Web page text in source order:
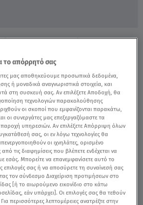
2026
Οι Περιοχές Που Δε
ΤΡΕΝΑ ΤΕΜΠΗ ΔΥΣΤΥΧΗΜΑ
το απόρρητό σας
μας αποθηκεύουμε προσωπικά δεδομένα,
ή μοναδικά αναγνωριστικά στοιχεία, και
στη συσκευή σας. Αν επιλέξετε Αποδοχή, θα
τεχνολογιών παρακολούθησης
οι σκοποί που εμφανίζονται παρακάτω,
οι συνεργάτες μας επεξεργαζόμαστε τα
υπηρεσιών. Αν επιλέξετε Απόρριψη όλων
σας, οι εν λόγω τεχνολογίες θα
οι ιχνηλάτες, ορισμένο
τις διαφημίσεις που βλέπετε ενδέχεται να
εσάς. Μπορείτε να επανεμφανίσετε αυτό το
επιλογές σας ή να αποσύρετε τη συναίνεσή σας
τον σύνδεσμο Διαχείριση προτιμήσεων στο
[ή το αιωρούμενο εικονίδιο στο κάτω
εάν υπάρχει]. Οι επιλογές σας θα τεθούν
περισσότερες λεπτομέρειες ανατρέξτε στην